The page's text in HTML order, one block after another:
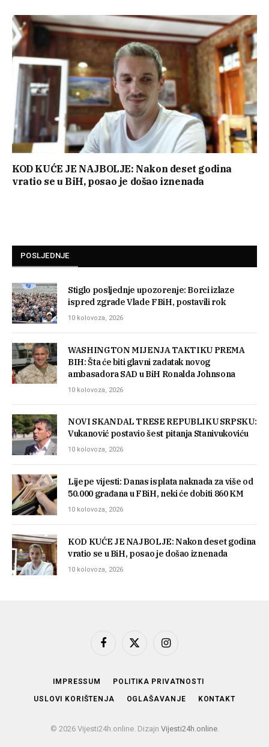
KOD KUĆE JE NAJBOLJE: Nakon deset godina
vratio se u BiH, posao je došao iznenada
POSLJEDNJE
Stiglo posljednje upozorenje: Borci izlaze
ispred zgrade Vlade FBiH, postavili rok
10 kolovoza, 2026
WASHINGTON MIJENJA TAKTIKU PREMA
BIH: Šta će biti glavni zadatak novog
ambasadora SAD u BiH Ronalda Johnsona
10 kolovoza, 2026
NOVI SKANDAL TRESE REPUBLIKU SRPSKU:
Vukanović postavio šest pitanja Stanivukoviću
10 kolovoza, 2026
Lijepe vijesti: Danas isplata naknada za više od
50.000 građana u FBiH, neki će dobiti 860 KM
10 kolovoza, 2026
KOD KUĆE JE NAJBOLJE: Nakon deset godina
vratio se u BiH, posao je došao iznenada
10 kolovoza, 2026
Facebook
X
Instagram
IMPRESSUM POLITIKA PRIVATNOSTI
USLOVI KORIŠTENJA OGLAŠAVANJE KONTAKT
© 2026 Vijesti24h.online. Dizajn Vijesti24h.online.